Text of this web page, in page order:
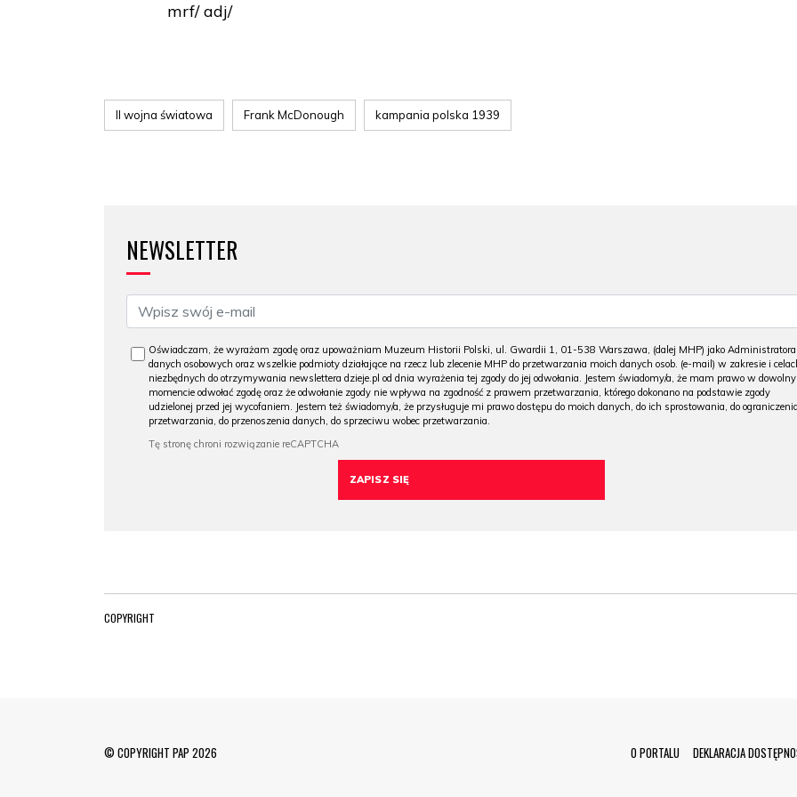
mrf/ adj/
II wojna światowa Frank McDonough kampania polska 1939
NEWSLETTER
Oświadczam, że wyrażam zgodę oraz upoważniam Muzeum Historii Polski, ul. Gwardii 1, 01-538 Warszawa, (dalej MHP) jako Administratora
danych osobowych oraz wszelkie podmioty działające na rzecz lub zlecenie MHP do przetwarzania moich danych osob. (e-mail) w zakresie i
niezbędnych do otrzymywania newslettera dzieje.pl od dnia wyrażenia tej zgody do jej odwołania. Jestem świadomy/a, że mam prawo w
momencie odwołać zgodę oraz że odwołanie zgody nie wpływa na zgodność z prawem przetwarzania, którego dokonano na podstawie zgody
udzielonej przed jej wycofaniem. Jestem też świadomy/a, że przysługuje mi prawo dostępu do moich danych, do ich sprostowania, do
przetwarzania, do przenoszenia danych, do sprzeciwu wobec przetwarzania.
COPYRIGHT
© COPYRIGHT PAP 2026 Menu Footer
O PORTALU DEKLARACJA